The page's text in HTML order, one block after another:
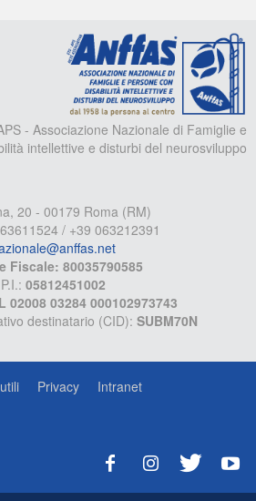
- Associazione Nazionale di Famiglie e
intellettive e disturbi del neurosviluppo
20 - 00179 Roma (RM)
/ +39 063212391
Fiscale: 80035790585
P.I.: 05812451002
02008 03284 000102973743
destinatario (CID): SUBM70N
Privacy Intranet